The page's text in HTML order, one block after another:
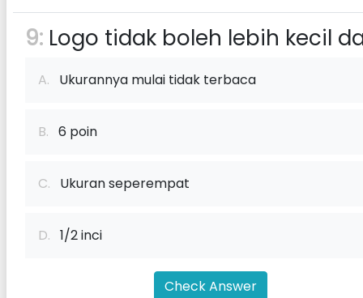
9: Logo tidak boleh lebih kecil
A. Ukurannya mulai tidak terbaca
B. 6 poin
C. Ukuran seperempat
D. 1/2 inci
Check Answer